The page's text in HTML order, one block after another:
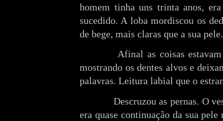
homem tinha uns trinta anos,
sucedido. A loba mordiscou os
de bege, mais claras que a sua
Afinal as coisas
mostrando os dentes alvos e
palavras. Leitura labial que o
Descruzou as pernas. O
era quase continuação da sua